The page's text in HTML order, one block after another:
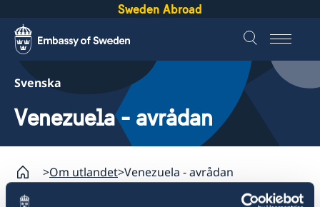
Sweden Abroad
Svenska
Venezuela - avrådan
Om utlandet Venezuela - avrådan